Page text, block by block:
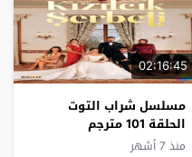
02:16:45
مسلسل شراب التوت
الحلقة 101 مترجم
منذ 7 أشهر